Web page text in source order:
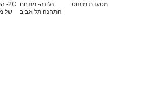
מסעדת מיתוס
רג'ינה- מתחם
התחנה תל אביב
של